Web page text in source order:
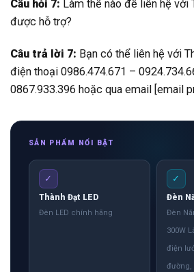
Câu hỏi 7: Làm thế nào để liên hệ với
được hỗ trợ?
Câu trả lời 7: Bạn có thể liên hệ với
điện thoại 0986.474.671 –
0867.933.396 hoặc qua email [email
SẢN PHẨM NỔI BẬT
✓
Thành Đạt LED
Đèn LED chính hãng
✓
Đèn
Đèn
300W
điện
đường,